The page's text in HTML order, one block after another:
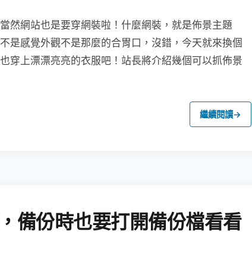
然網站也是要穿網裝啦！什麼網裝，就是佈景主題
是感覺外觀不是那麼的合胃口，沒錯，今天就來換個
穿上漂漂亮亮的衣服吧！站長將介紹幾個可以抓佈景
繼續閱讀→
備份時也要打開備份檔看看